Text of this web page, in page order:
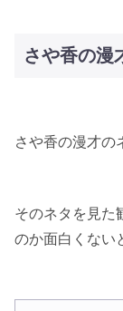
さや香の漫
さや香の漫才の
そのネタを見た
のか面白くない